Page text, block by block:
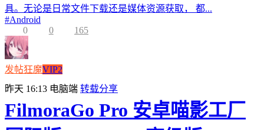
具。无论是日常文件下载还是媒体资源获取， 都...
#Android
0
0 165
发帖狂魔VIP2
昨天 16:13 电脑端 转载分享
FilmoraGo Pro 安卓喵影工厂